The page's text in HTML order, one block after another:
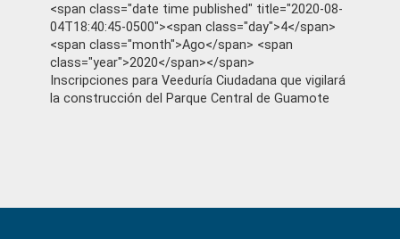
<span class="date time published" title="2020-08-
04T18:40:45-0500"><span class="day">4</span>
<span class="month">Ago</span> <span
class="year">2020</span></span>
Inscripciones para Veeduría Ciudadana que vigilará
la construcción del Parque Central de Guamote